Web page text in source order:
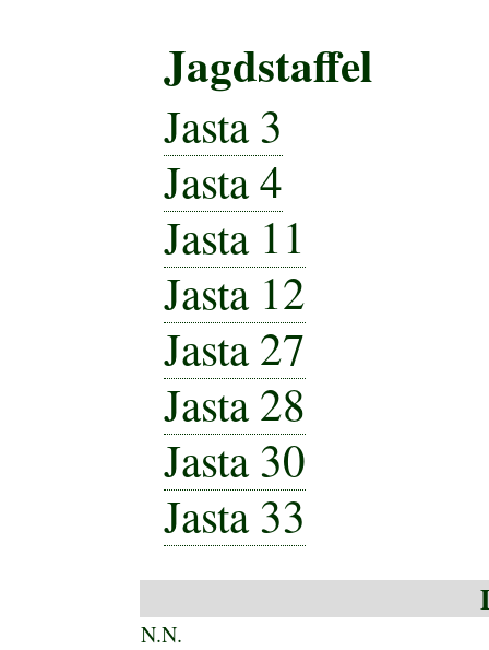
Jagdstaffel
Jasta 3
Jasta 4
Jasta 11
Jasta 12
Jasta 27
Jasta 28
Jasta 30
Jasta 33
N.N.